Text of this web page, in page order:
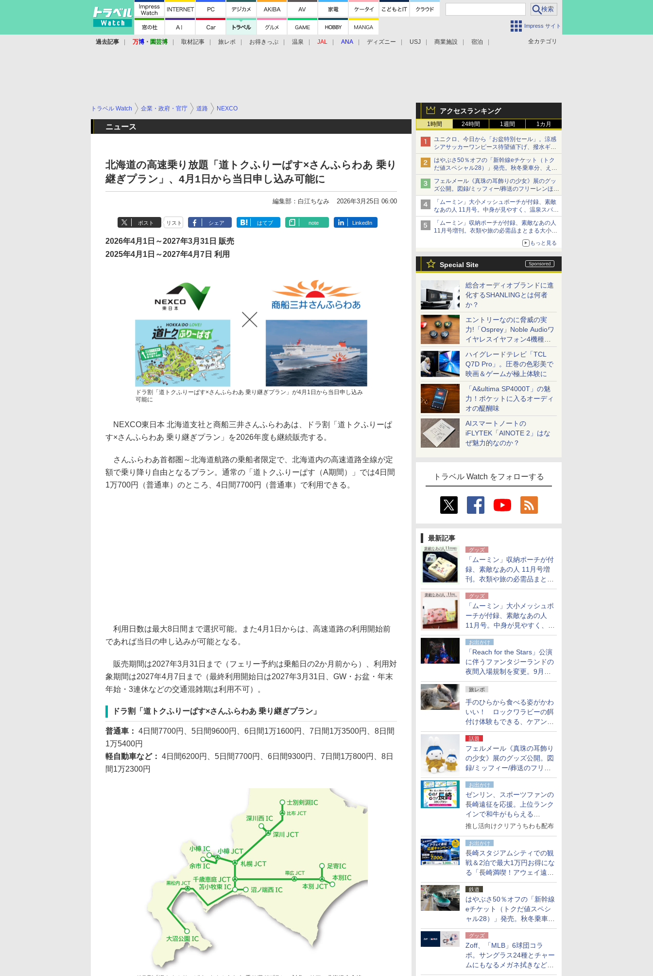
Impress サイト
全カテゴリ
過去記事 万博 ・ 園芸博 取材記事 旅レポ お得きっぷ 温泉 JAL ANA ディズニー USJ 商業施設 宿泊
アクセスランキング
1時間 24時間 1週間 1カ月
ユニクロ、今日から「お盆特別セール」。涼感
シアサッカーワンピース待望値下げ、撥水ギア
ショーツは1990円に
はやぶさ50％オフの「新幹線eチケット（トク
だ値スペシャル28）」発売。秋冬乗車分、えき
ねっと限定
フェルメール《真珠の耳飾りの少女》展のグッ
ズ公開。図録/ミッフィー/葬送のフリーレンほ
か、注目ブランドコラボが実現
「ムーミン」大小メッシュポーチが付録、素敵
なあの人 11月号。中身が見やすく、温泉スパに
も使える
「ムーミン」収納ポーチが付録、素敵なあの人
11月号増刊。衣類や旅の必需品まとまる大小2
もっと見る
Special Site
総合オーディオブランドに進
化するSHANLINGとは何者
か？
エントリーなのに脅威の実
力!「Osprey」Noble Audioワ
イヤレスイヤフォン4機種を
一気に聴く
ハイグレードテレビ「TCL
Q7D Pro」。圧巻の色彩美で
映画＆ゲームが極上体験に
「A&ultima SP4000T」の魅
力！ポケットに入るオーディ
オの醍醐味
AIスマートノートの
iFLYTEK「AINOTE 2」はな
ぜ魅力的なのか？
トラベル Watch をフォローする
最新記事
グッズ
「ムーミン」収納ポーチが付
録、素敵なあの人 11月号増
刊。衣類や旅の必需品まとま
る大小2個セット
グッズ
「ムーミン」大小メッシュポ
ーチが付録、素敵なあの人
11月号。中身が見やすく、温
泉スパにも使える
お出かけ
「Reach for the Stars」公演
に伴うファンタジーランドの
夜間入場規制を変更。9月か
ら18時50分～20時ごろに
旅レポ
手のひらから食べる姿がかわ
いい！ ロックワラビーの餌
付け体験もできる、ケアンズ
でアサートン高原の日本語ガ
イド付きツアーに参加してみ
た
話題
フェルメール《真珠の耳飾り
の少女》展のグッズ公開。図
録/ミッフィー/葬送のフリー
レンほか、注目ブランドコラ
ボが実現
お出かけ
ゼンリン、スポーツファンの
長崎遠征を応援。上位ランク
インで和牛がもらえる
「GO！GO！長崎スタンプラ
推し活向けクリアうちわも配布
お出かけ
長崎スタジアムシティでの観
戦＆2泊で最大1万円お得にな
る「長崎満喫！アウェイ遠征
応援キャンペーン」
鉄道
はやぶさ50％オフの「新幹線
eチケット（トクだ値スペシ
ャル28）」発売。秋冬乗車
分、えきねっと限定
グッズ
Zoff、「MLB」6球団コラ
ボ。サングラス24種とチャー
ムにもなるメガネ拭きなど雑
トラベル Watch 企業・政府・官庁 道路 NEXCO
ニュース
北海道の高速乗り放題「道トクふりーぱす×さんふらわあ 乗り
継ぎプラン」、4月1日から当日申し込み可能に
編集部：白江ちなみ 2026年3月25日 06:00
ポスト リスト シェア はてブ note LinkedIn
2026年4月1日～2027年3月31日 販売
2025年4月1日～2027年4月7日 利用
ドラ割「道トクふりーぱす×さんふらわあ 乗り継ぎプラン」が4月1日から当日申し込み
可能に
NEXCO東日本 北海道支社と商船三井さんふらわあは、ドラ割「道トクふりーぱ
す×さんふらわあ 乗り継ぎプラン」を2026年度も継続販売する。
さんふらわあ首都圏～北海道航路の乗船者限定で、北海道内の高速道路全線が定
額で乗り降り自由となるプラン。通常の「道トクふりーぱす（A期間）」では4日間
1万700円（普通車）のところ、4日間7700円（普通車）で利用できる。
利用日数は最大8日間まで選択可能。また4月1日からは、高速道路の利用開始前
であれば当日の申し込みが可能となる。
販売期間は2027年3月31日まで（フェリー予約は乗船日の2か月前から）、利用対
象期間は2027年4月7日まで（最終利用開始日は2027年3月31日、GW・お盆・年末
年始・3連休などの交通混雑期は利用不可）。
ドラ割「道トクふりーぱす×さんふらわあ 乗り継ぎプラン」
普通車： 4日間7700円、5日間9600円、6日間1万1600円、7日間1万3500円、8日間
1万5400円
軽自動車など： 4日間6200円、5日間7700円、6日間9300円、7日間1万800円、8日
間1万2300円